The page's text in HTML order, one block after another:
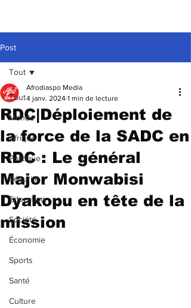
Post
Tout
Monde
Afrique
Politique
Sécurité
Education
Société
Économie
Sports
Santé
Culture
Tout
RDC|Déploiement de
la force de la SADC en
RDC : Le général
Major Monwabisi
Dyakopu en tête de la
mission
Afrodiaspo Media
4 janv. 2024 1 min de lecture